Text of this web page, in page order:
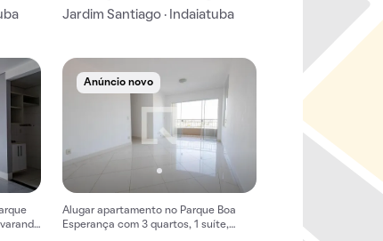
Jardim Santiago · Indaiatuba
Anúncio novo
Alugar apartamento no Parque Boa
Esperança com 3 quartos, 1 suíte,